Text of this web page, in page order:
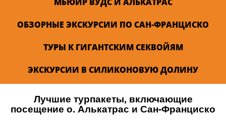
МЬЮИР ВУДС И АЛЬКАТРАС
ОБЗОРНЫЕ ЭКСКУРСИИ ПО САН-ФРАНЦИСКО
ТУРЫ К ГИГАНТСКИМ СЕКВОЙЯМ
ЭКСКУРСИИ В СИЛИКОНОВУЮ ДОЛИНУ
Лучшие турпакеты, включающие
посещение о. Алькатрас и Сан-Франциско